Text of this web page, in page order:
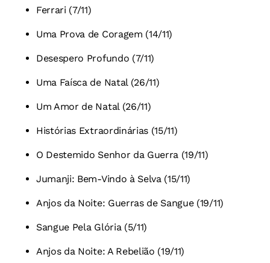
Ferrari (7/11)
Uma Prova de Coragem (14/11)
Desespero Profundo (7/11)
Uma Faísca de Natal (26/11)
Um Amor de Natal (26/11)
Histórias Extraordinárias (15/11)
O Destemido Senhor da Guerra (19/11)
Jumanji: Bem-Vindo à Selva (15/11)
Anjos da Noite: Guerras de Sangue (19/11)
Sangue Pela Glória (5/11)
Anjos da Noite: A Rebelião (19/11)